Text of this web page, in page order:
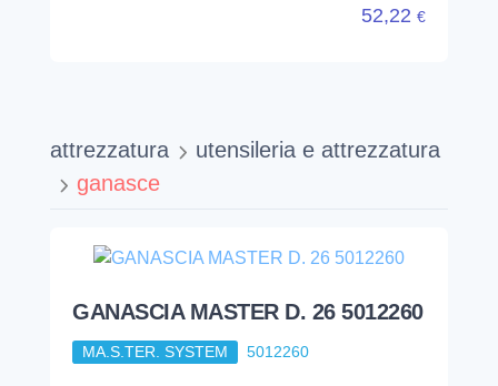
52,22 €
attrezzatura
utensileria e attrezzatura
ganasce
GANASCIA MASTER D. 26 5012260
MA.S.TER. SYSTEM 5012260